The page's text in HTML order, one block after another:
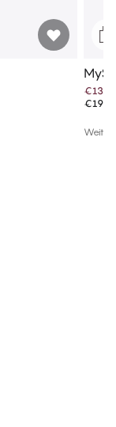
€13.96
€19.95